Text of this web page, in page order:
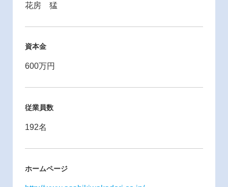
花房 猛
資本金
600万円
従業員数
192名
ホームページ